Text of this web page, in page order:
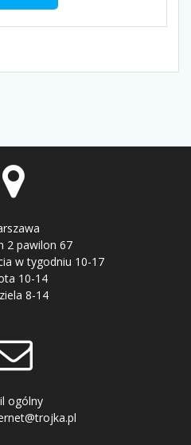
2 pawilon 67
w tygodniu 10-17
10-14
8-14
ogólny